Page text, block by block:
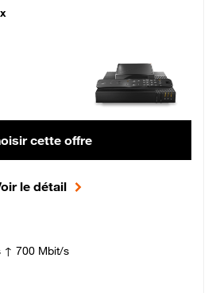
Livebox Lite Fibre
cette offre
le détail
↑ 700 Mbit/s